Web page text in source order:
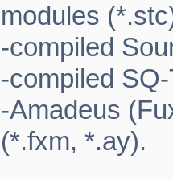
modules
-compiled
-compiled
-Amadeus
(*.fxm, *.ay).